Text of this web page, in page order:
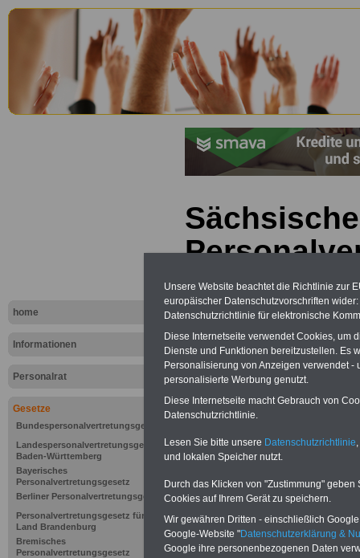
home
Informationen
Personalrat
Gesetze
Bundespersonalvertretungsgesetz
Landespersonalvertretungsgesetz
Baden-Württemberg
Bayerisches
Personalvertretungsgesetz
Berliner Personalvertretungsgesetz
Personalvertretungsgesetz für das
Land Brandenburg
Bremisches
Personalvertretungsgesetz
Teilnahme
Personen
Unsere Website beachtet die Richtlinie zur
europäischer Datenschutzvorschriften
Datenschutzrichtlinie für elektronische
Diese Internetseite verwendet Cookies, um
Dienste und Funktionen bereitzustellen. Es
Personalisierung von Anzeigen verwendet
personalisierte Werbung genutzt.
Diese Internetseite macht Gebrauch von
Datenschutzrichtlinie.
Lesen Sie bitte unsere Datenschutzrichtlinie
und lokalen Speicher nutzt.
Durch das Klicken von "Zustimmung"
Cookies auf Ihrem Gerät zu speichern.
Wir gewähren Dritten - einschließlich
Google-Website "Datenschutzerklärung &
Google ihre personenbezogenen Daten